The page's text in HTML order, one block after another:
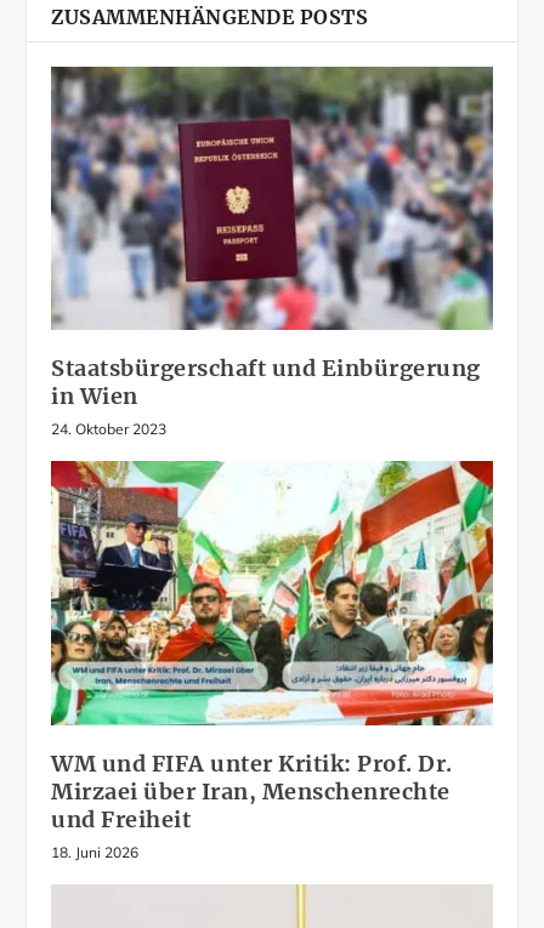
ZUSAMMENHÄNGENDE POSTS
Staatsbürgerschaft und Einbürgerung
in Wien
24. Oktober 2023
WM und FIFA unter Kritik: Prof. Dr.
Mirzaei über Iran, Menschenrechte
und Freiheit
18. Juni 2026